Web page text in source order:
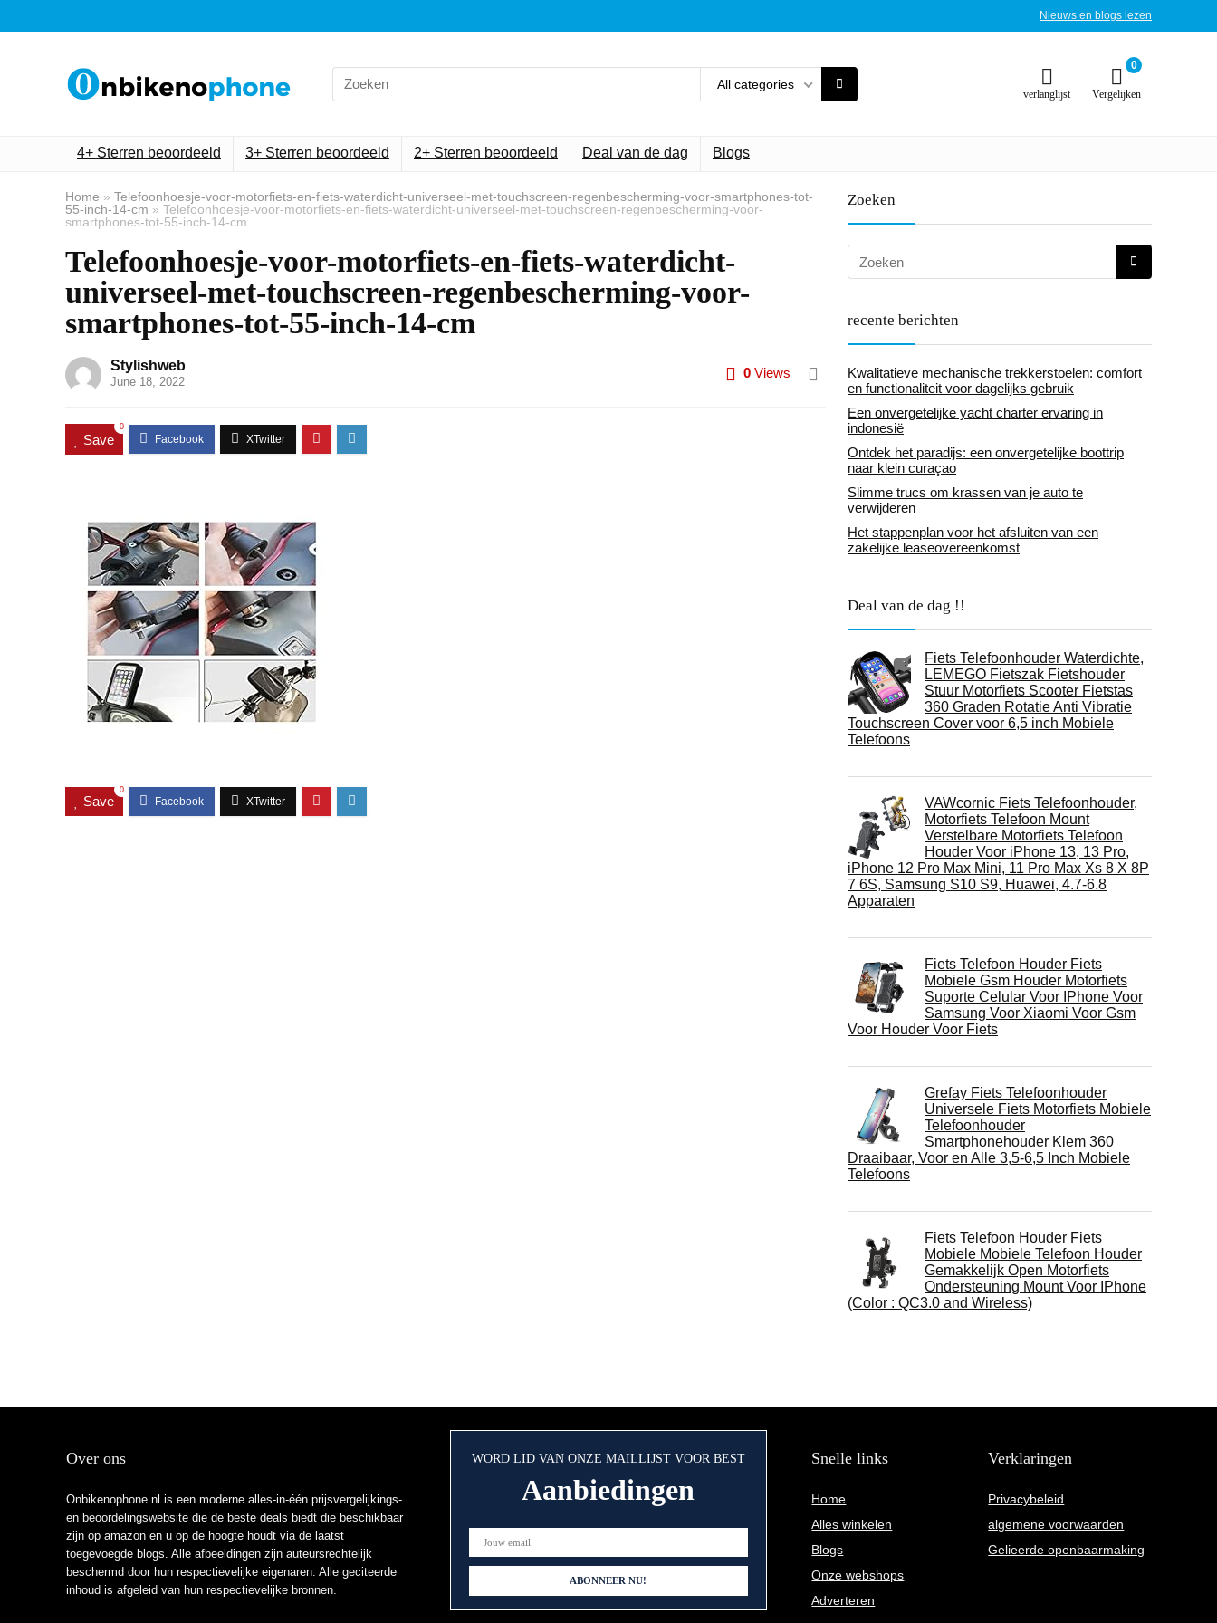
Nieuws en blogs lezen
Search
for:
All categories
verlanglijst
0
Vergelijken
4+ Sterren beoordeeld 3+ Sterren beoordeeld 2+ Sterren beoordeeld Deal van de dag Blogs
Home » Telefoonhoesje-voor-motorfiets-en-fiets-waterdicht-universeel-met-touchscreen-regenbescherming-voor-smartphones-tot-
55-inch-14-cm » Telefoonhoesje-voor-motorfiets-en-fiets-waterdicht-universeel-met-touchscreen-regenbescherming-voor-
smartphones-tot-55-inch-14-cm
Telefoonhoesje-voor-motorfiets-en-fiets-waterdicht-
universeel-met-touchscreen-regenbescherming-voor-
smartphones-tot-55-inch-14-cm
Stylishweb
June 18, 2022
0 Views
Save
0
Save
0
Zoeken
recente berichten
Kwalitatieve mechanische trekkerstoelen: comfort
en functionaliteit voor dagelijks gebruik
Een onvergetelijke yacht charter ervaring in
indonesië
Ontdek het paradijs: een onvergetelijke boottrip
naar klein curaçao
Slimme trucs om krassen van je auto te
verwijderen
Het stappenplan voor het afsluiten van een
zakelijke leaseovereenkomst
Deal van de dag !!
Fiets Telefoonhouder Waterdichte,
LEMEGO Fietszak Fietshouder
Stuur Motorfiets Scooter Fietstas
360 Graden Rotatie Anti Vibratie
Touchscreen Cover voor 6,5 inch Mobiele
Telefoons
VAWcornic Fiets Telefoonhouder,
Motorfiets Telefoon Mount
Verstelbare Motorfiets Telefoon
Houder Voor iPhone 13, 13 Pro,
iPhone 12 Pro Max Mini, 11 Pro Max Xs 8 X 8P
7 6S, Samsung S10 S9, Huawei, 4.7-6.8
Apparaten
Fiets Telefoon Houder Fiets
Mobiele Gsm Houder Motorfiets
Suporte Celular Voor IPhone Voor
Samsung Voor Xiaomi Voor Gsm
Voor Houder Voor Fiets
Grefay Fiets Telefoonhouder
Universele Fiets Motorfiets Mobiele
Telefoonhouder
Smartphonehouder Klem 360
Draaibaar, Voor en Alle 3,5-6,5 Inch Mobiele
Telefoons
Fiets Telefoon Houder Fiets
Mobiele Mobiele Telefoon Houder
Gemakkelijk Open Motorfiets
Ondersteuning Mount Voor IPhone
(Color : QC3.0 and Wireless)
Over ons
Onbikenophone.nl is een moderne alles-in-één prijsvergelijkings-
en beoordelingswebsite die de beste deals biedt die beschikbaar
zijn op amazon en u op de hoogte houdt via de laatst
toegevoegde blogs. Alle afbeeldingen zijn auteursrechtelijk
beschermd door hun respectievelijke eigenaren. Alle geciteerde
inhoud is afgeleid van hun respectievelijke bronnen.
WORD LID VAN ONZE MAILLIJST VOOR BEST
Aanbiedingen
Snelle links
Home
Alles winkelen
Blogs
Onze webshops
Adverteren
Verklaringen
Privacybeleid
algemene voorwaarden
Gelieerde openbaarmaking